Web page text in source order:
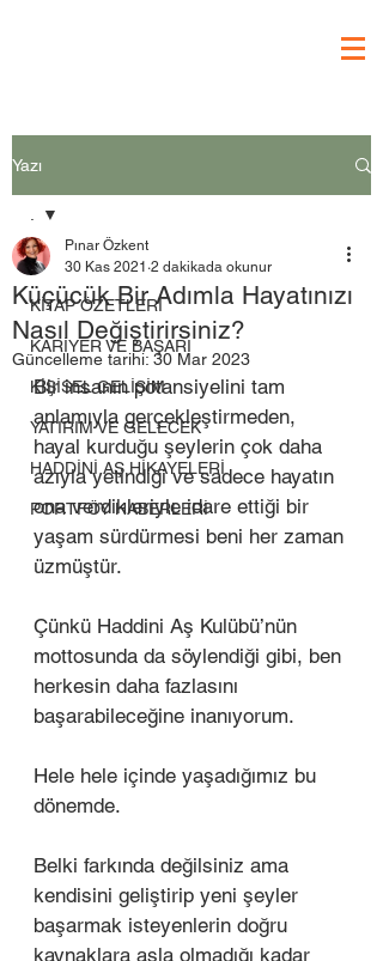
Yazı
.
KİTAP ÖZETLERİ
KARİYER VE BAŞARI
KİŞİSEL GELİŞİM
YATIRIM VE GELECEK
HADDİNİ AŞ HİKAYELERİ
PORTFÖY HABERLERİ
Küçücük Bir Adımla Hayatınızı
Nasıl Değiştirirsiniz?
Pınar Özkent
30 Kas 2021 2 dakikada okunur
Güncelleme tarihi: 30 Mar 2023
Bir insanın potansiyelini tam
anlamıyla gerçekleştirmeden,
hayal kurduğu şeylerin çok daha
azıyla yetindiği ve sadece hayatın
ona verdikleriyle idare ettiği bir
yaşam sürdürmesi beni her zaman
üzmüştür.
Çünkü Haddini Aş Kulübü’nün
mottosunda da söylendiği gibi, ben
herkesin daha fazlasını
başarabileceğine inanıyorum.
Hele hele içinde yaşadığımız bu
dönemde.
Belki farkında değilsiniz ama
kendisini geliştirip yeni şeyler
başarmak isteyenlerin doğru
kaynaklara asla olmadığı kadar